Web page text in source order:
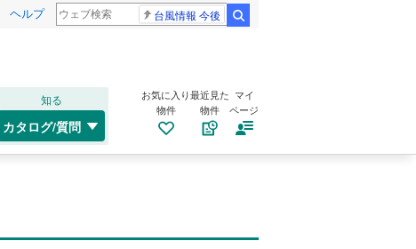
ヘルプ 台風情報 今後
知る
カタログ/質問
お気に入り
物件
最近見た
物件
マイ
ページ